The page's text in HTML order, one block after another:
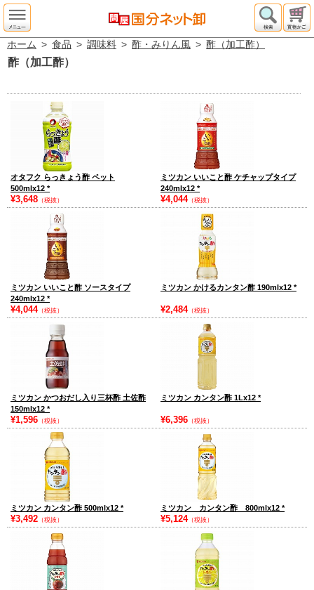
ホーム > 食品 > 調味料 > 酢・みりん風 > 酢（加工酢）
酢（加工酢）
オタフク らっきょう酢 ペット
500mlx12 *
¥3,648 （税抜）
ミツカン いいこと酢 ケチャップタイプ
240mlx12 *
¥4,044（税抜）
ミツカン いいこと酢 ソースタイプ
240mlx12 *
¥4,044（税抜）
ミツカン かけるカンタン酢 190mlx12 *
¥2,484（税抜）
ミツカン かつおだし入り三杯酢 土佐酢
150mlx12 *
¥1,596 （税抜）
ミツカン カンタン酢 1Lx12 *
¥6,396 （税抜）
ミツカン カンタン酢 500mlx12 *
¥3,492 （税抜）
ミツカン カンタン酢 800mlx12 *
¥5,124（税抜）